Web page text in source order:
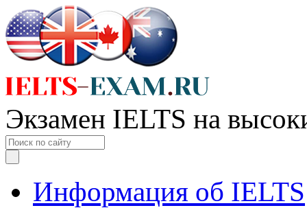
Экзамен IELTS на
Информация об IELTS